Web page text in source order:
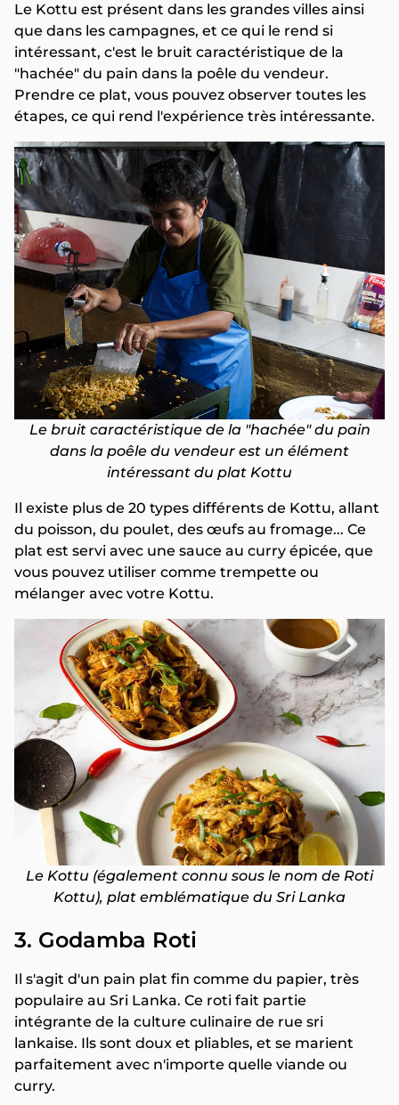
Le Kottu est présent dans les grandes villes ainsi
que dans les campagnes, et ce qui le rend si
intéressant, c'est le bruit caractéristique de la
"hachée" du pain dans la poêle du vendeur.
Prendre ce plat, vous pouvez observer toutes les
étapes, ce qui rend l'expérience très intéressante.
Le bruit caractéristique de la "hachée" du pain
dans la poêle du vendeur est un élément
intéressant du plat Kottu
Il existe plus de 20 types différents de Kottu, allant
du poisson, du poulet, des œufs au fromage... Ce
plat est servi avec une sauce au curry épicée, que
vous pouvez utiliser comme trempette ou
mélanger avec votre Kottu.
Le Kottu (également connu sous le nom de Roti
Kottu), plat emblématique du Sri Lanka
3. Godamba Roti
Il s'agit d'un pain plat fin comme du papier, très
populaire au Sri Lanka. Ce roti fait partie
intégrante de la culture culinaire de rue sri
lankaise. Ils sont doux et pliables, et se marient
parfaitement avec n'importe quelle viande ou
curry.